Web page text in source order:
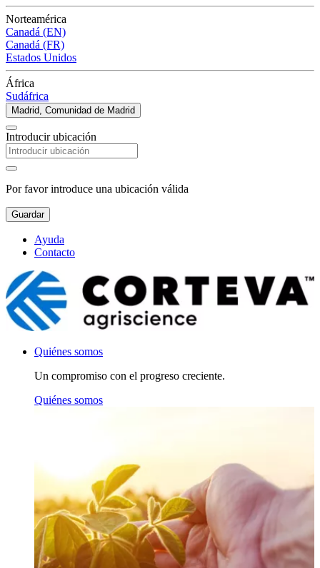
Norteamérica
Canadá (EN)
Canadá (FR)
Estados Unidos
África
Sudáfrica
Madrid, Comunidad de Madrid
Introducir ubicación
Por favor introduce una ubicación válida
Guardar
Ayuda
Contacto
Quiénes somos
Un compromiso con el progreso creciente.
Quiénes somos